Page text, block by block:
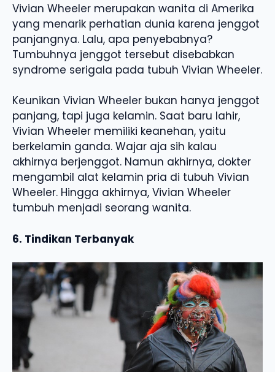
Vivian Wheeler merupakan wanita di Amerika
yang menarik perhatian dunia karena jenggot
panjangnya. Lalu, apa penyebabnya?
Tumbuhnya jenggot tersebut disebabkan
syndrome serigala pada tubuh Vivian Wheeler.
Keunikan Vivian Wheeler bukan hanya jenggot
panjang, tapi juga kelamin. Saat baru lahir,
Vivian Wheeler memiliki keanehan, yaitu
berkelamin ganda. Wajar aja sih kalau
akhirnya berjenggot. Namun akhirnya, dokter
mengambil alat kelamin pria di tubuh Vivian
Wheeler. Hingga akhirnya, Vivian Wheeler
tumbuh menjadi seorang wanita.
6. Tindikan Terbanyak